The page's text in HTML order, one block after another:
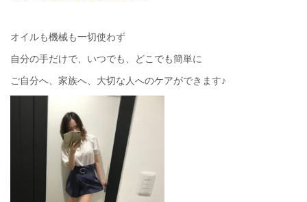
オイルも機械も一切使わず
自分の手だけで、いつでも、どこでも簡単に
ご自分へ、家族へ、大切な人へのケアができます♪